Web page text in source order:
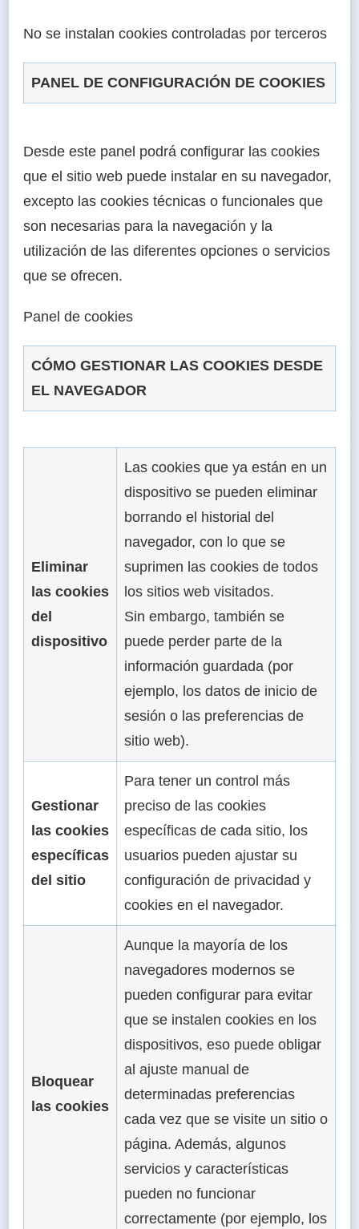
No se instalan cookies controladas por terceros
PANEL DE CONFIGURACIÓN DE COOKIES
Desde este panel podrá configurar las cookies
que el sitio web puede instalar en su navegador,
excepto las cookies técnicas o funcionales que
son necesarias para la navegación y la
utilización de las diferentes opciones o servicios
que se ofrecen.
Panel de cookies
CÓMO GESTIONAR LAS COOKIES DESDE
EL NAVEGADOR
Eliminar
las cookies
del
dispositivo
Las cookies que ya están en un
dispositivo se pueden eliminar
borrando el historial del
navegador, con lo que se
suprimen las cookies de todos
los sitios web visitados.
Sin embargo, también se
puede perder parte de la
información guardada (por
ejemplo, los datos de inicio de
sesión o las preferencias de
sitio web).
Gestionar
las cookies
específicas
del sitio
Para tener un control más
preciso de las cookies
específicas de cada sitio, los
usuarios pueden ajustar su
configuración de privacidad y
cookies en el navegador.
Bloquear
las cookies
Aunque la mayoría de los
navegadores modernos se
pueden configurar para evitar
que se instalen cookies en los
dispositivos, eso puede obligar
al ajuste manual de
determinadas preferencias
cada vez que se visite un sitio o
página. Además, algunos
servicios y características
pueden no funcionar
correctamente (por ejemplo, los